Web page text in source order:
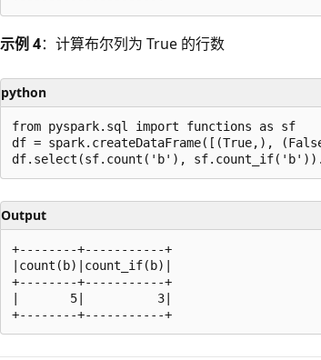
示例 4：计算布尔列为 True 的行数
python
from pyspark.sql import functions as sf
df = spark.createDataFrame([(True,),
Output
+--------+-----------+
|count(b)|count_if(b)|
+--------+-----------+
|       5|          3|